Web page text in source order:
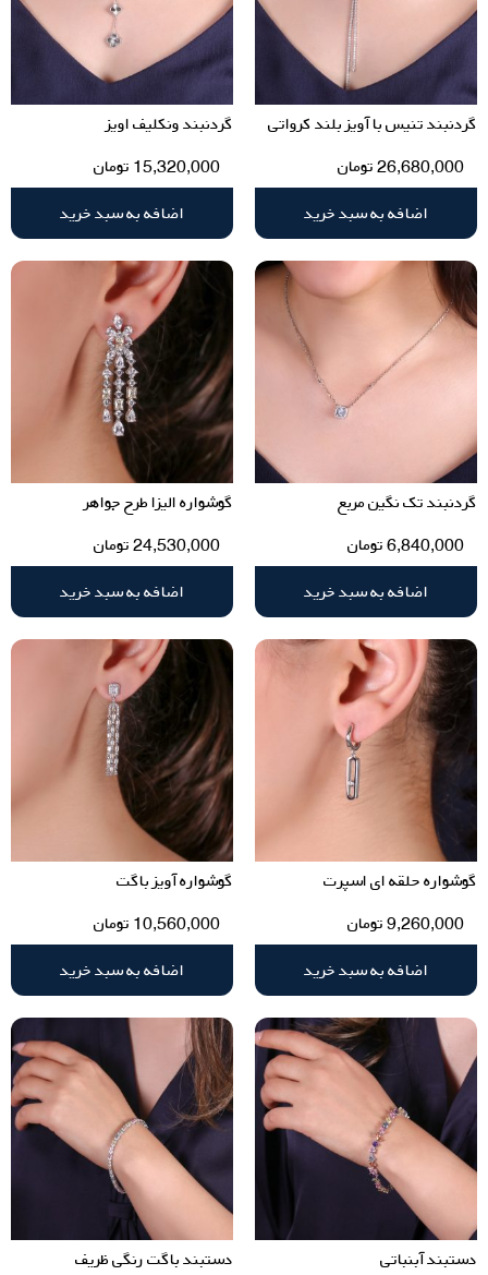
گردنبند تنیس با آویز بلند کرواتی
26,680,000تومان
اضافه به سبد خرید
گردنبند ونکلیف اویز
15,320,000 تومان
اضافه به سبد خرید
گردنبند تک نگین مربع
6,840,000تومان
اضافه به سبد خرید
گوشواره الیزا طرح جواهر
24,530,000تومان
اضافه به سبد خرید
گوشواره حلقه ای اسپرت
9,260,000تومان
اضافه به سبد خرید
گوشواره آویز باگت
10,560,000 تومان
اضافه به سبد خرید
دستبند آبنباتی
دستبند باگت رنگی ظریف